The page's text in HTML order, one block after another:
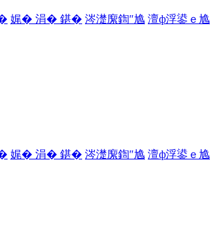
娓� 涓� 鍖� 涔濋緳鍧″尯 澶ф浮鍙ｅ尯
娓� 涓� 鍖� 涔濋緳鍧″尯 澶ф浮鍙ｅ尯